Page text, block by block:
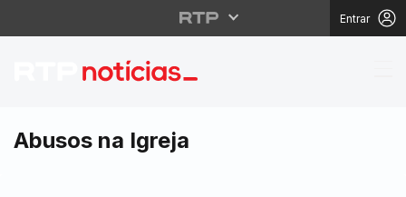
Entrar
Conferência
Abusos na Igreja